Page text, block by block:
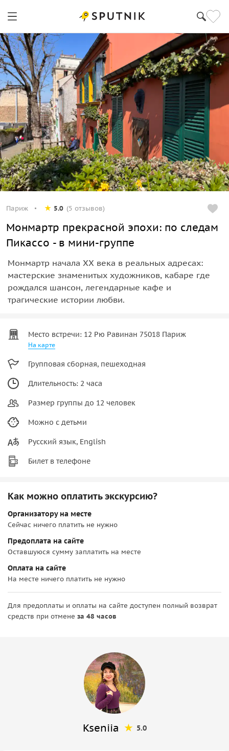
Париж 5.0 (5 отзывов)
Монмартр прекрасной эпохи: по следам
Пикассо - в мини-группе
Монмартр начала XX века в реальных адресах:
мастерские знаменитых художников, кабаре где
рождался шансон, легендарные кафе и
трагические истории любви.
Место встречи: 12 Рю Равинан 75018 Париж
На карте
Групповая сборная, пешеходная
Длительность: 2 часа
Размер группы до 12 человек
Можно с детьми
Русский язык, English
Билет в телефоне
Как можно оплатить экскурсию?
Организатору на месте
Сейчас ничего платить не нужно
Предоплата на сайте
Оставшуюся сумму заплатить на месте
Оплата на сайте
На месте ничего платить не нужно
Для предоплаты и оплаты на сайте доступен полный возврат
средств при отмене за 48 часов
Kseniia 5.0